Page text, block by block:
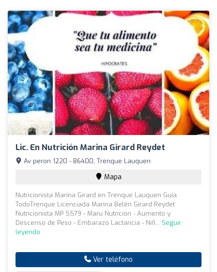
Lic. En Nutrición Marina Girard Reydet
Av peron 1220 - B6400, Trenque Lauquen
Mapa
Nutricionista Marina Girard en Trenque Lauquen Guía
TodoTrenque Licenciada Marina Belén Girard Reydet
Nutricionista MP 5579 - Maru Nutrición - Aumento y
Descenso de Peso - Embarazo Lactancia - Niñ... Seguir
leyendo
Ver teléfono